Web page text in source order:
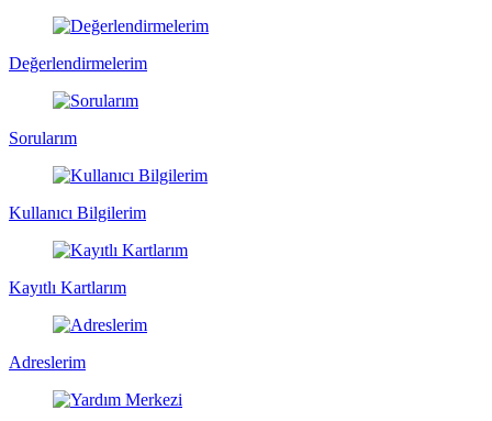
Değerlendirmelerim
Sorularım
Kullanıcı Bilgilerim
Kayıtlı Kartlarım
Adreslerim